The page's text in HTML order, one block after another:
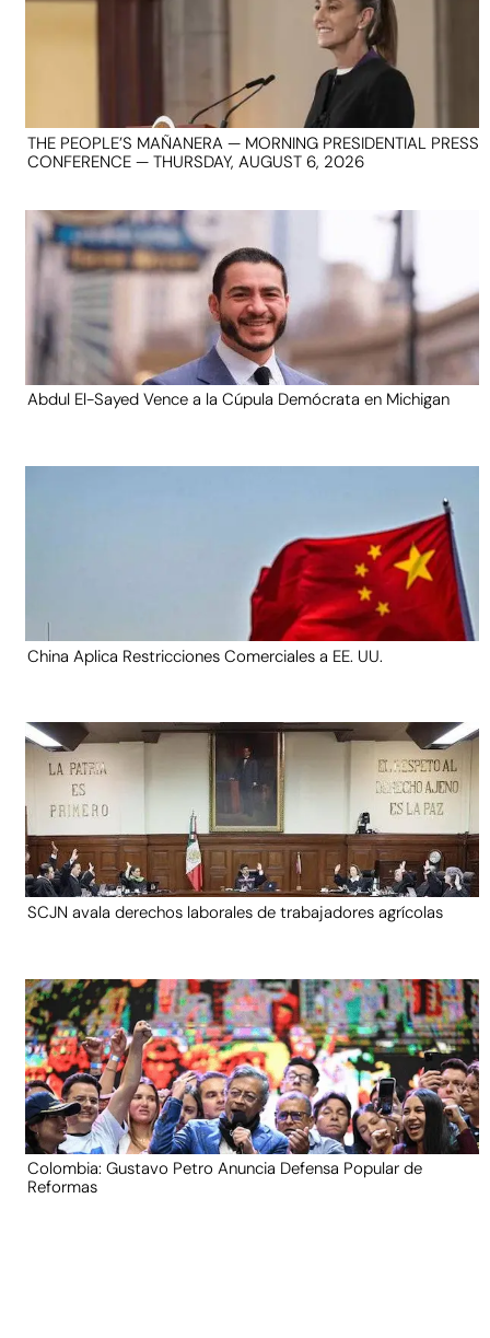
THE PEOPLE’S MAÑANERA — MORNING PRESIDENTIAL PRESS
CONFERENCE — THURSDAY, AUGUST 6, 2026
Abdul El-Sayed Vence a la Cúpula Demócrata en Michigan
China Aplica Restricciones Comerciales a EE. UU.
SCJN avala derechos laborales de trabajadores agrícolas
Colombia: Gustavo Petro Anuncia Defensa Popular de
Reformas